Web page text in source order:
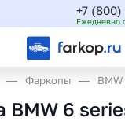
+7 (800)
Ежедневно
Фаркопы BMW
6